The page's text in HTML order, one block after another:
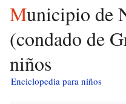
Municipio de New Haven
(condado de
niños
Enciclopedia para niños